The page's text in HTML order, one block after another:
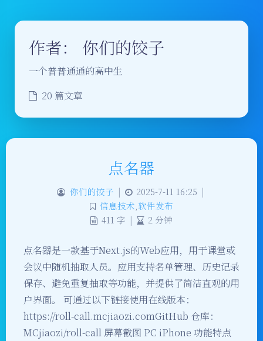
作者： 你们的饺子
一个普普通通的高中生
20 篇文章
点名器
你们的饺子 | 2025-7-11 16:25 |
信息技术 软件发布
411 字 | 2 分钟
点名器是一款基于Next.js的Web应用，用于课堂或
会议中随机抽取人员。应用支持名单管理、历史记录
保存、避免重复抽取等功能，并提供了简洁直观的用
户界面。 可通过以下链接使用在线版本：
https://roll-call.mcjiaozi.comGitHub 仓库：
MCjiaozi/roll-call 屏幕截图 PC iPhone 功能特点